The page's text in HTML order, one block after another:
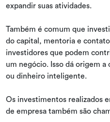
expandir suas atividades.
Também é comum que
do capital, mentoria e
investidores que podem
um negócio. Isso dá origem
ou dinheiro inteligente.
Os investimentos realizados
de empresa também são